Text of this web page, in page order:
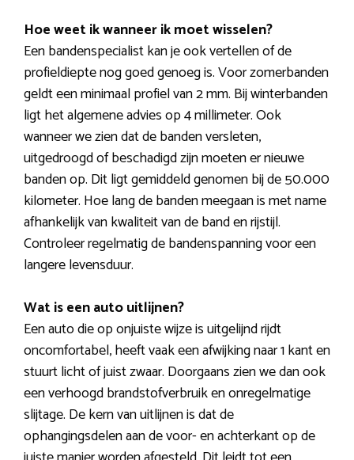
Hoe weet ik wanneer ik moet wisselen?
Een bandenspecialist kan je ook vertellen of de
profieldiepte nog goed genoeg is. Voor zomerbanden
geldt een minimaal profiel van 2 mm. Bij winterbanden
ligt het algemene advies op 4 millimeter. Ook
wanneer we zien dat de banden versleten,
uitgedroogd of beschadigd zijn moeten er nieuwe
banden op. Dit ligt gemiddeld genomen bij de 50.000
kilometer. Hoe lang de banden meegaan is met name
afhankelijk van kwaliteit van de band en rijstijl.
Controleer regelmatig de bandenspanning voor een
langere levensduur.
Wat is een auto uitlijnen?
Een auto die op onjuiste wijze is uitgelijnd rijdt
oncomfortabel, heeft vaak een afwijking naar 1 kant en
stuurt licht of juist zwaar. Doorgaans zien we dan ook
een verhoogd brandstofverbruik en onregelmatige
slijtage. De kern van uitlijnen is dat de
ophangingsdelen aan de voor- en achterkant op de